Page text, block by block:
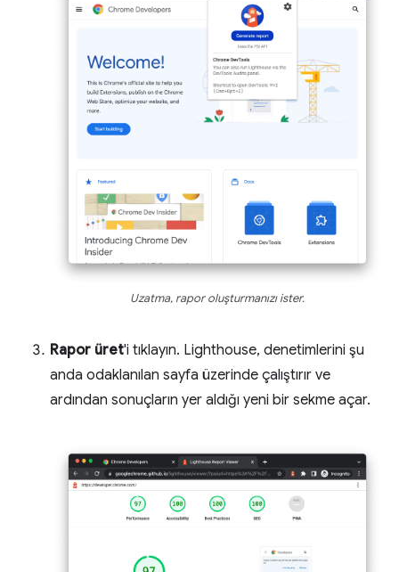
Uzatma, rapor oluşturmanızı ister.
Rapor üret'i tıklayın. Lighthouse, denetimlerini şu
anda odaklanılan sayfa üzerinde çalıştırır ve
ardından sonuçların yer aldığı yeni bir sekme açar.